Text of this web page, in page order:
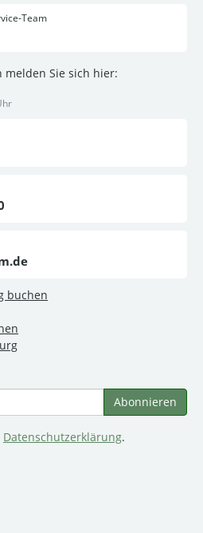
Team
melden Sie sich hier:
buchen
Datenschutzerklärung.